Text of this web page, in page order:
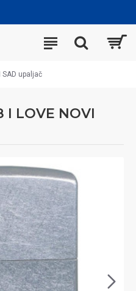
SAD upaljač
LOVE NOVI